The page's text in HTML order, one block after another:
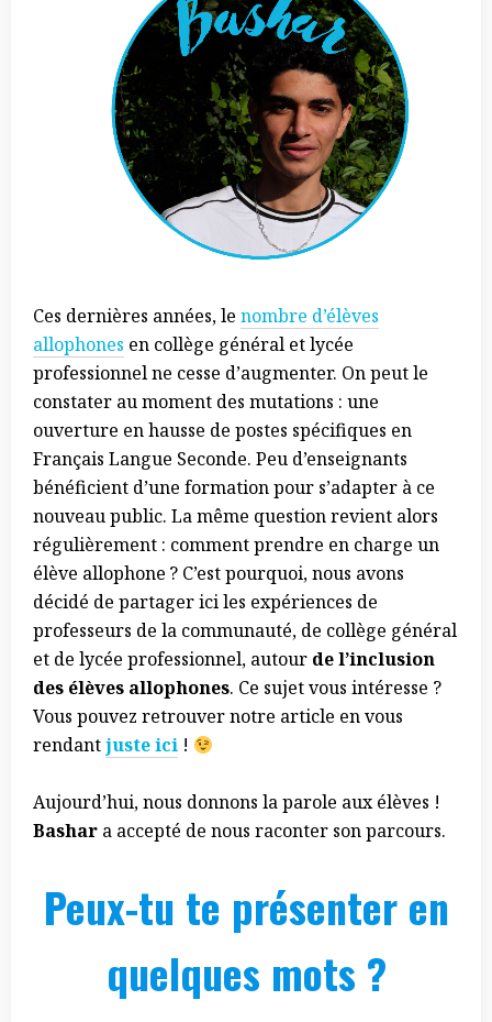
Ces dernières années, le nombre d’élèves
allophones en collège général et lycée
professionnel ne cesse d’augmenter. On peut le
constater au moment des mutations : une
ouverture en hausse de postes spécifiques en
Français Langue Seconde. Peu d’enseignants
bénéficient d’une formation pour s’adapter à ce
nouveau public. La même question revient alors
régulièrement : comment prendre en charge un
élève allophone ? C’est pourquoi, nous avons
décidé de partager ici les expériences de
professeurs de la communauté, de collège général
et de lycée professionnel, autour de l’inclusion
des élèves allophones. Ce sujet vous intéresse ?
Vous pouvez retrouver notre article en vous
rendantjuste ici !
Aujourd’hui, nous donnons la parole aux élèves !
Bashar a accepté de nous raconter son parcours.
Peux-tu te présenter en
quelques mots ?